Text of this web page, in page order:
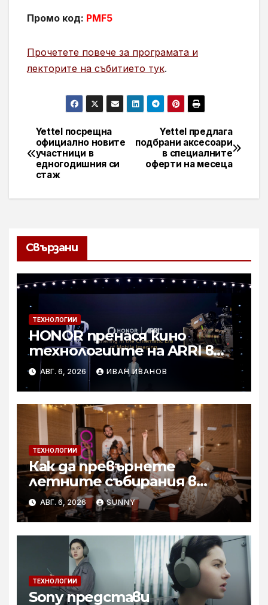
Промо код: PMF5
Прочетете повече за програмата и
лекторите на събитието тук.
Навигация
Yettel предлага
подбрани аксесоари
в специалните
оферти на месеца
Yettel посрещна
официално новите
участници в
едногодишния си
стаж
Свързани
ТЕХНОЛОГИИ
HONOR пренася кино
технологиите на ARRI в
мобилното творчество на
събитието Imaging
Technology Launch
АВГ. 6, 2026 ИВАН ИВАНОВ
ТЕХНОЛОГИИ
Как да превърнете
летните събирания в
купон с караоке система
АВГ. 6, 2026 SUNNY
ТЕХНОЛОГИИ
Sony представи